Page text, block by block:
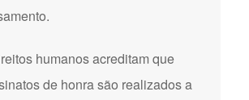
humanos acreditam que
de honra são realizados a